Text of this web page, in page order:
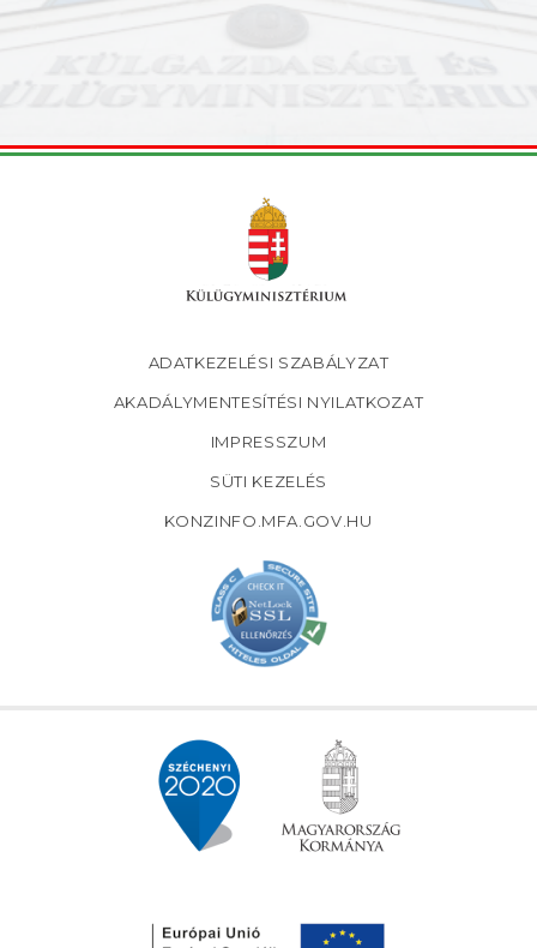
LáblécADATKEZELÉSI SZABÁLYZAT
AKADÁLYMENTESÍTÉSI NYILATKOZAT
IMPRESSZUM
SÜTI KEZELÉS
KONZINFO.MFA.GOV.HU